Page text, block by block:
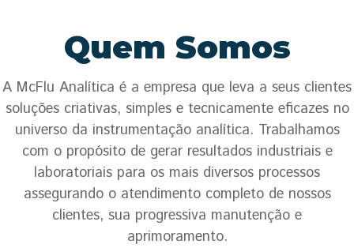
Quem Somos
A McFlu Analítica é a empresa que leva a seus clientes
soluções criativas, simples e tecnicamente eficazes no
universo da instrumentação analítica. Trabalhamos
com o propósito de gerar resultados industriais e
laboratoriais para os mais diversos processos
assegurando o atendimento completo de nossos
clientes, sua progressiva manutenção e
aprimoramento.